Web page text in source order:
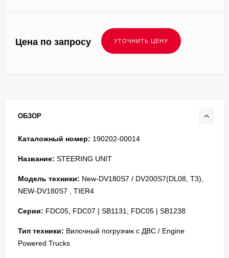
Цена по запросу
ОБЗОР
Каталожный номер: 190202-00014
Название: STEERING UNIT
Модель техники: New-DV180S7 / DV200S7(DL08, T3),
NEW-DV180S7 , TIER4
Серии: FDC05, FDC07 | SB1131; FDC05 | SB1238
Тип техники: Вилочный погрузчик с ДВС / Engine
Powered Trucks